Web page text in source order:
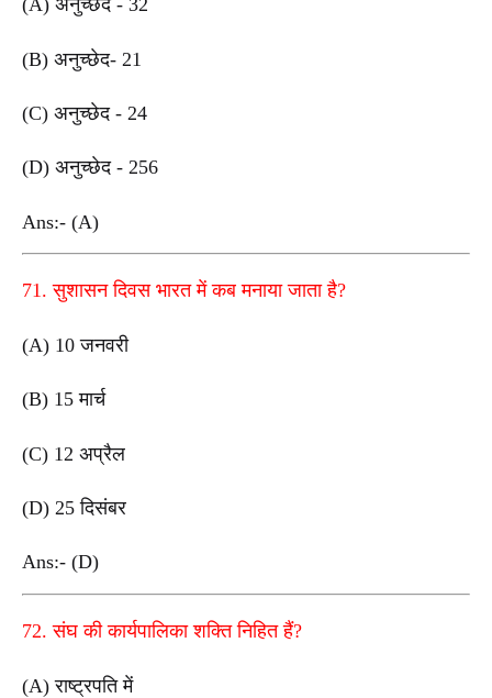
(A) अनुच्छेद - 32
(B) अनुच्छेद- 21
(C) अनुच्छेद - 24
(D) अनुच्छेद - 256
Ans:- (A)
71. सुशासन दिवस भारत में कब मनाया जाता है?
(A) 10 जनवरी
(B) 15 मार्च
(C) 12 अप्रैल
(D) 25 दिसंबर
Ans:- (D)
72. संघ की कार्यपालिका शक्ति निहित हैं?
(A) राष्ट्रपति में